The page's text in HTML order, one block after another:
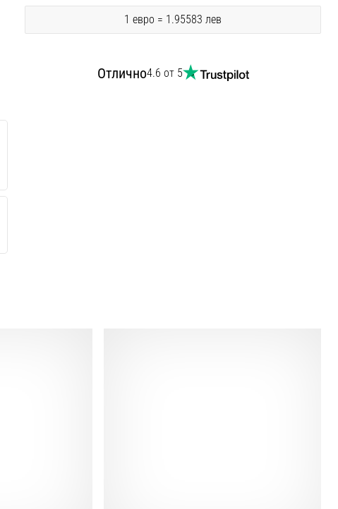
1 евро = 1.95583 лев
Отлично4.6 от 5